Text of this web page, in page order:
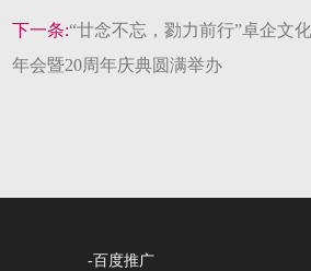
下一条:“廿念不忘，勠力前行”卓企文
年会暨20周年庆典圆满举办
-百度推广